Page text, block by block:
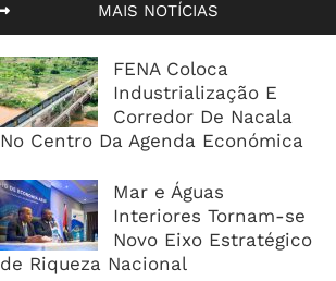
MAIS NOTÍCIAS
FENA Coloca
Industrialização E
Corredor De Nacala
No Centro Da Agenda Económica
Mar e Águas
Interiores Tornam-se
Novo Eixo Estratégico
de Riqueza Nacional